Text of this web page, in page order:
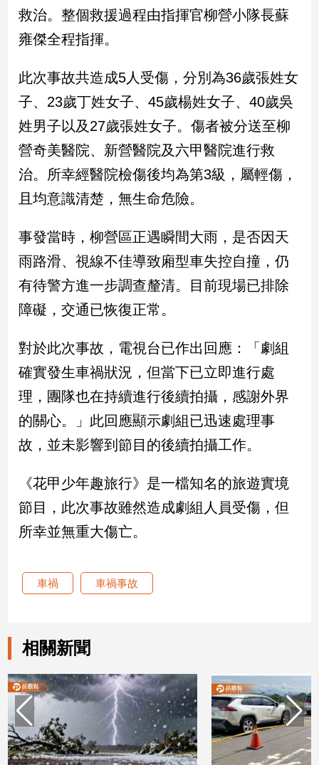
點
觀
兩
岸/
國
際
會/
方
新
冠
病
專
南
台
灣
觀
南
台
灣
觀
娛
星
聞
流
行/
時
尚
救治。整個救援過程由指揮官柳營小隊長蘇
雍傑全程指揮。
此次事故共造成5人受傷，分別為36歲張姓女
子、23歲丁姓女子、45歲楊姓女子、40歲吳
姓男子以及27歲張姓女子。傷者被分送至柳
營奇美醫院、新營醫院及六甲醫院進行救
治。所幸經醫院檢傷後均為第3級，屬輕傷，
且均意識清楚，無生命危險。
事發當時，柳營區正遇瞬間大雨，是否因天
雨路滑、視線不佳導致廂型車失控自撞，仍
有待警方進一步調查釐清。目前現場已排除
障礙，交通已恢復正常。
對於此次事故，電視台已作出回應：「劇組
確實發生車禍狀況，但當下已立即進行處
理，團隊也在持續進行後續拍攝，感謝外界
的關心。」此回應顯示劇組已迅速處理事
故，並未影響到節目的後續拍攝工作。
《花甲少年趣旅行》是一檔知名的旅遊實境
節目，此次事故雖然造成劇組人員受傷，但
所幸並無重大傷亡。
車禍 車禍事故
相關新聞